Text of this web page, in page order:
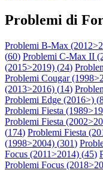
Problemi di
Problemi B-Max
(60) Problemi C-Max II
(2015>2019) (24)
Problemi Cougar
(2013>2016) (14)
Problemi Edge (2016>) (
Problemi Fiesta
Problemi Fiesta
(174) Problemi Fiesta
(1998>2004) (301)
Focus (2011>2014) (45)
Problemi Focus